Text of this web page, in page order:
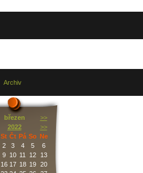
Archiv
březen
>>
2022
>>
St Čt Pá So Ne
2 3 4 5
6
9 10 11 12
13
16 17 18 19 20